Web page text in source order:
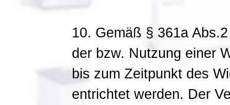
10. Gemäß § 361a
der bzw. Nutzung einer
bis zum Zeitpunkt des
entrichtet werden. Der